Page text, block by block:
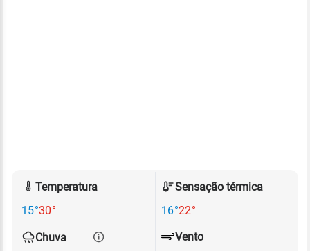
Temperatura
15°30°
Sensação térmica
16°22°
Chuva
Vento